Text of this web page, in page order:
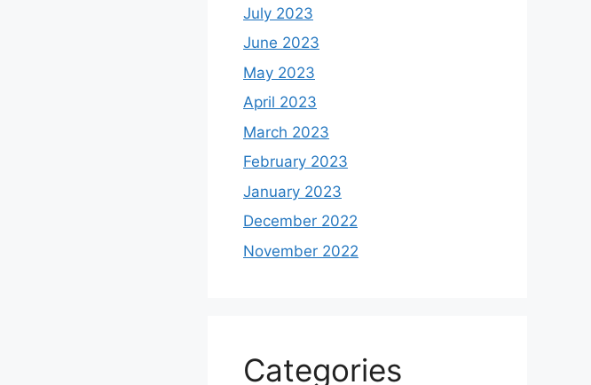
July 2023
June 2023
May 2023
April 2023
March 2023
February 2023
January 2023
December 2022
November 2022
Categories